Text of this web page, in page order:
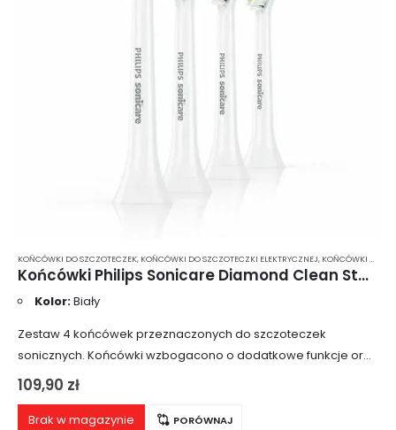
KOŃCÓWKI DO SZCZOTECZEK, KOŃCÓWKI DO SZCZOTECZKI ELEKTRYCZNEJ, KOŃCÓWKI DO SZCZOTECZKI ELEKTRYCZNEJ PHILIPS SONICARE
Końcówki Philips Sonicare Diamond Clean Standard 4 szt. HX6064
Kolor:Biały
Zestaw 4 końcówek przeznaczonych do szczoteczek
sonicznych. Końcówki wzbogacono o dodatkowe funkcje oraz
większą ilość włosia, co umożliwia skuteczniejsze usuwanie
osadu i płytki nazębnej – aż o 44% więcej w…
109,90 zł
Brak w magazynie PORÓWNAJ